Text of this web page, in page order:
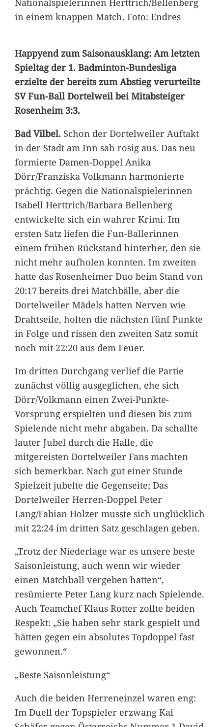
in einem knappen Match. Foto: Endres
Happyend zum Saisonausklang: Am letzten
Spieltag der 1. Badminton-Bundesliga
erzielte der bereits zum Abstieg verurteilte
SV Fun-Ball Dortelweil bei Mitabsteiger
Rosenheim 3:3.
Bad Vilbel.Schon der Dortelweiler Auftakt
in der Stadt am Inn sah rosig aus. Das neu
formierte Damen-Doppel Anika
Dörr/Franziska Volkmann harmonierte
prächtig. Gegen die Nationalspielerinnen
Isabell Herttrich/Barbara Bellenberg
entwickelte sich ein wahrer Krimi. Im
ersten Satz liefen die Fun-Ballerinnen
einem frühen Rückstand hinterher, den sie
nicht mehr aufholen konnten. Im zweiten
hatte das Rosenheimer Duo beim Stand von
20:17 bereits drei Matchbälle, aber die
Dortelweiler Mädels hatten Nerven wie
Drahtseile, holten die nächsten fünf Punkte
in Folge und rissen den zweiten Satz somit
noch mit 22:20 aus dem Feuer.
Im dritten Durchgang verlief die Partie
zunächst völlig ausgeglichen, ehe sich
Dörr/Volkmann einen Zwei-Punkte-
Vorsprung erspielten und diesen bis zum
Spielende nicht mehr abgaben. Da schallte
lauter Jubel durch die Halle, die
mitgereisten Dortelweiler Fans machten
sich bemerkbar. Nach gut einer Stunde
Spielzeit jubelte die Gegenseite; Das
Dortelweiler Herren-Doppel Peter
Lang/Fabian Holzer musste sich unglücklich
mit 22:24 im dritten Satz geschlagen geben.
„Trotz der Niederlage war es unsere beste
Saisonleistung, auch wenn wir wieder
einen Matchball vergeben hatten“,
resümierte Peter Lang kurz nach Spielende.
Auch Teamchef Klaus Rotter zollte beiden
Respekt: „Sie haben sehr stark gespielt und
hätten gegen ein absolutes Topdoppel fast
gewonnen.“
„Beste Saisonleistung“
Auch die beiden Herreneinzel waren eng:
Im Duell der Topspieler erzwang Kai